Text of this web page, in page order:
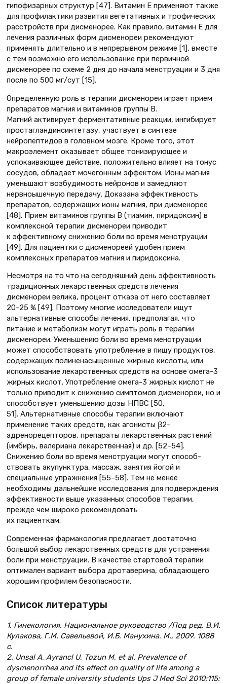
гипофизарных структур [47]. Витамин Е применяют также
для профилактики развития вегетативных и трофических
расстройств при дисменорее. Как правило, витамин Е для
лечения различных форм дисменореи рекомендуют
применять длительно и в непрерывном режиме [1], вместе
с тем возможно его использование при первичной
дисменорее по схеме 2 дня до начала менструации и 3 дня
после по 500 мг/сут [15].
Определенную роль в терапии дисменореи играет прием
препаратов магния и витаминов группы В.
Магний активирует ферментативные реакции, ингибирует
простагландинсинтетазу, участвует в синтезе
нейропептидов в головном мозге. Кроме того, этот
макроэлемент оказывает общее тонизирующее и
успокаивающее действие, положительно влияет на тонус
сосудов, обладает мочегонным эффектом. Ионы магния
уменьшают возбудимость нейронов и замедляют
нервноышечную передачу. Доказана эффективность
препаратов, содержащих ионы магния, при дисменорее
[48]. Прием витаминов группы В (тиамин, пиридоксин) в
комплексной терапии дисменореи приводит
к эффективному снижению боли во время менструации
[49]. Для пациентки с дисменореей удобен прием
комплексных препаратов магния и пиридоксина.
Несмотря на то что на сегодняшний день эффективность
традиционных лекарственных средств лечения
дисменореи велика, процент отказа от него составляет
20–25 % [49]. Поэтому многие исследователи ищут
альтернативные способы лечения, предполагая, что
питание и метаболизм могут играть роль в терапии
дисменореи. Уменьшению боли во время менструации
может способствовать употребление в пищу продуктов,
содержащих полиненасыщенные жирные кислоты, или
использование лекарственных средств на основе омега-3
жирных кислот. Употребление омега-3 жирных кислот не
только приводит к снижению симптомов дисменореи, но и
способствует уменьшению дозы НПВС [50,
51]. Альтернативные способы терапии включают
применение таких средств, как агонисты β2-
адренорецепторов, препараты лекарственных растений
(имбирь, валериана лекарственная) и др. [52–54].
Снижению боли во время менструации могут способ-
ствовать акупунктура, массаж, занятия йогой и
специальные упражнения [55–58]. Тем не менее
необходимы дальнейшие исследования для подверждения
эффективности выше указанных способов терапии,
прежде чем широко рекомендовать
их пациенткам.
Современная фармакология предлагает достаточно
большой выбор лекарственных средств для устранения
боли при менструации. В качестве стартовой терапии
оптимален вариант выбора дротаверина, обладающего
хорошим профилем безопасности.
Список литературы
1. Гинекология. Национальное руководство /Под ред. В.И.
Кулакова, Г.М. Савельевой, И.Б. Манухина. М., 2009. 1088
с.
2. Unsal A, Ayrancl U, Tozun M, et al. Prevalence of
dysmenorrhea and its effect on quality of life among a
group of female university students Ups J Med Sci 2010;115: